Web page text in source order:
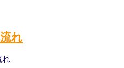
れ
れ